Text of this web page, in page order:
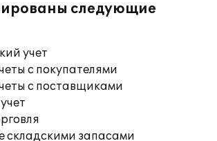
следующие
учет
с покупателями
с поставщиками
складскими запасами